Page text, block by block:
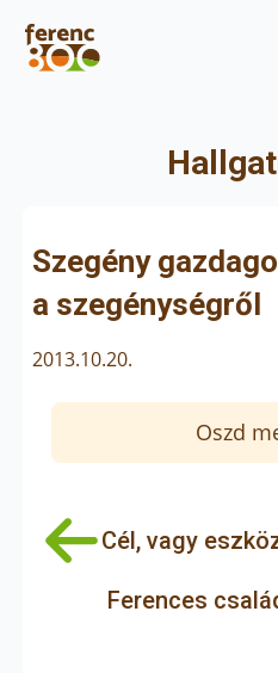
Szegény
a szegénységről
2013.10.20.
Oszd
Cél, vagy
Ferences